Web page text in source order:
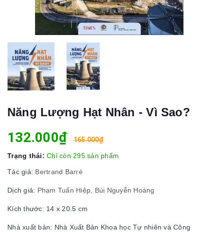
Năng Lượng Hạt Nhân - Vì Sao?
132.000₫ 165.000₫
Trạng thái: Chỉ còn 295 sản phẩm
Tác giả: Bertrand Barré
Dịch giả: Phạm Tuấn Hiệp, Bùi Nguyễn Hoàng
Kích thước: 14 x 20.5 cm
Nhà xuất bản: Nhà Xuất Bản Khoa học Tự nhiên và Công